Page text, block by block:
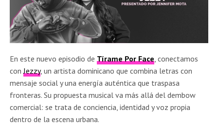
En este nuevo episodio deTírame Por Face, conectamos
conJezzy, un artista dominicano que combina letras con
mensaje social y una energía auténtica que traspasa
fronteras. Su propuesta musical va más allá del dembow
comercial: se trata de conciencia, identidad y voz propia
dentro de la escena urbana.